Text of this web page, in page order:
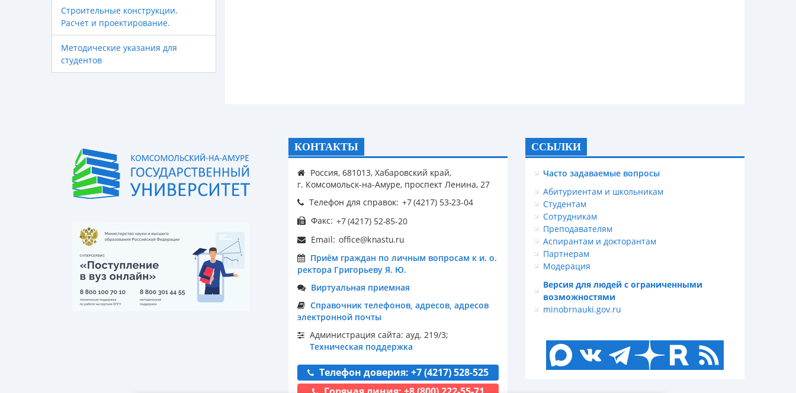
Строительные конструкции.
Расчет и проектирование.
Методические указания для
студентов
КОНТАКТЫ
Россия, 681013, Хабаровский край,
г. Комсомольск-на-Амуре, проспект Ленина, 27
Телефон для справок:
Факс:
Email:
Приём граждан по личным вопросам к и. о.
ректора Григорьеву Я. Ю.
Виртуальная приемная
Справочник телефонов, адресов, адресов
электронной почты
Администрация сайта: ауд. 219/3;
Техническая поддержка
Телефон доверия: +7 (4217) 528-525
ССЫЛКИ
Часто задаваемые вопросы
Абитуриентам и школьникам
Студентам
Сотрудникам
Преподавателям
Аспирантам и докторантам
Партнерам
Модерация
Версия для людей с ограниченными
возможностями
minobrnauki.gov.ru